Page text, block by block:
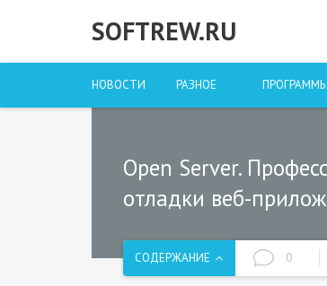
SOFTREW.RU
НОВОСТИ РАЗНОЕ ПРОГРАММЫ
Open Server.
отладки веб-
СОДЕРЖАНИЕ 0